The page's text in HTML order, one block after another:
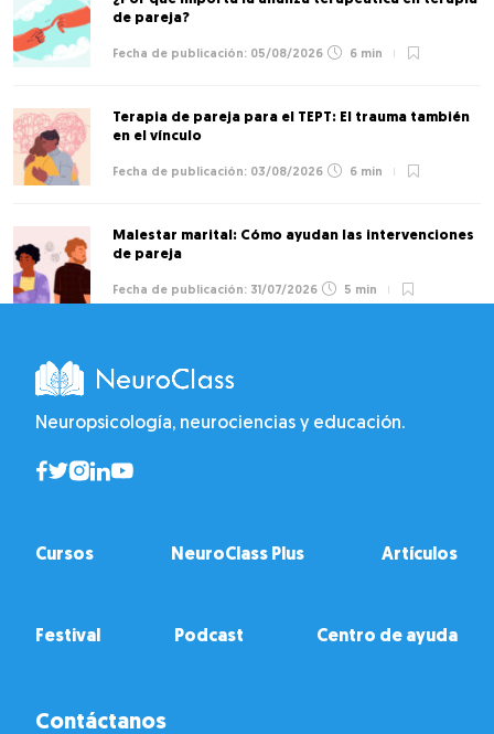
de pareja?
05/08/2026 6 min
Terapia de pareja para el TEPT: El trauma también
en el vínculo
03/08/2026 6 min
Malestar marital: Cómo ayudan las intervenciones
de pareja
31/07/2026 5 min
Neuropsicología, neurociencias y educación.
Cursos NeuroClass Plus Artículos
Festival Podcast Centro de ayuda
Contáctanos